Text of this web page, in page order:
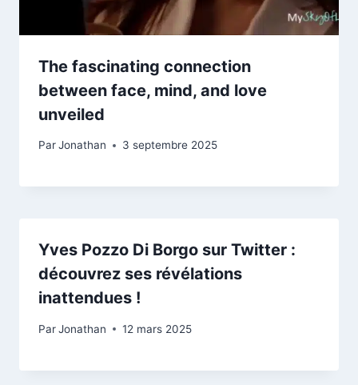
The fascinating connection
between face, mind, and love
unveiled
ParJonathan 3 septembre 2025
Yves Pozzo Di Borgo sur Twitter :
découvrez ses révélations
inattendues !
ParJonathan 12 mars 2025